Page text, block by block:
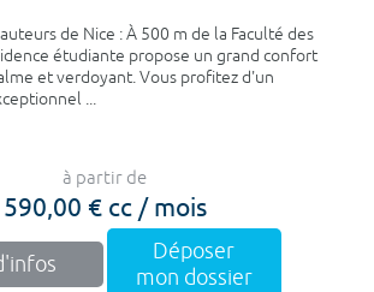
de Nice : À 500 m de la Faculté des
étudiante propose un grand confort
et verdoyant. Vous profitez d'un
...
à partir de
590,00 € cc / mois
Déposer
mon dossier